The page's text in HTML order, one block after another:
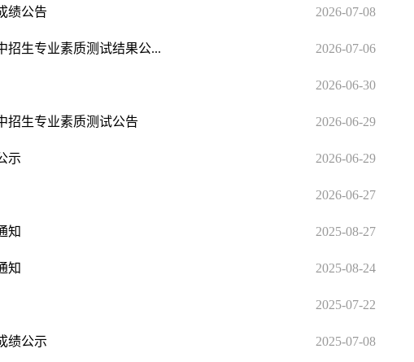
2026-07-08
绩公告
2026-07-06
招生专业素质测试结果公...
2026-06-30
2026-06-29
招生专业素质测试公告
2026-06-29
示
2026-06-27
2025-08-27
知
2025-08-24
知
2025-07-22
2025-07-08
绩公示